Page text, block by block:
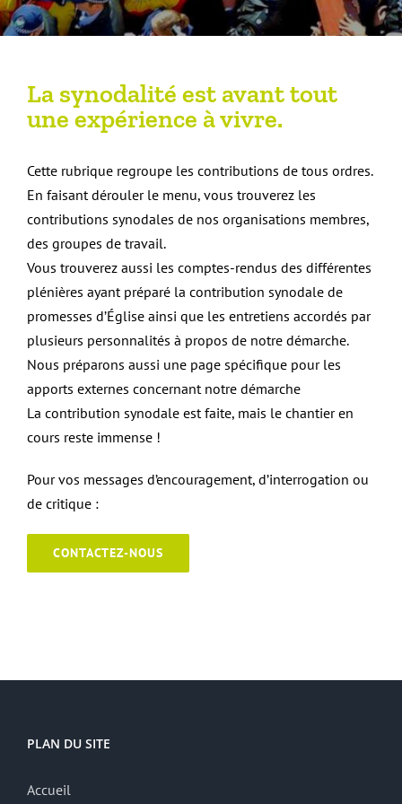
La synodalité est avant tout
une expérience à vivre.
Cette rubrique regroupe les contributions de tous ordres.
En faisant dérouler le menu, vous trouverez les
contributions synodales de nos organisations membres,
des groupes de travail.
Vous trouverez aussi les comptes-rendus des différentes
plénières ayant préparé la contribution synodale de
promesses d’Église ainsi que les entretiens accordés par
plusieurs personnalités à propos de notre démarche.
Nous préparons aussi une page spécifique pour les
apports externes concernant notre démarche
La contribution synodale est faite, mais le chantier en
cours reste immense !
Pour vos messages d’encouragement, d’interrogation ou
de critique :
CONTACTEZ-NOUS
PLAN DU SITE
Accueil